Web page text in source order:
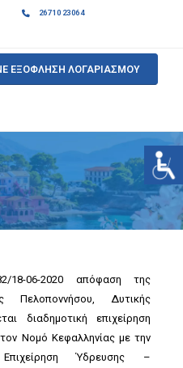
26710 23064
ΕΞΟΦΛΗΣΗ ΛΟΓΑΡΙΑΣΜΟΥ
06-2020 απόφαση της
Πελοποννήσου, Δυτικής
διαδημοτική επιχείρηση
Νομό Κεφαλληνίας με την
Επιχείρηση Ύδρευσης –